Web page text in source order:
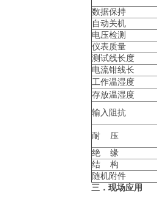
数据保持
自动关机
电压检测
仪表质量
测试线长度
电流钳线长
工作温湿度
存放温湿度
输入阻抗
耐 压
绝 缘
结 构
随机附件
三．现场应用